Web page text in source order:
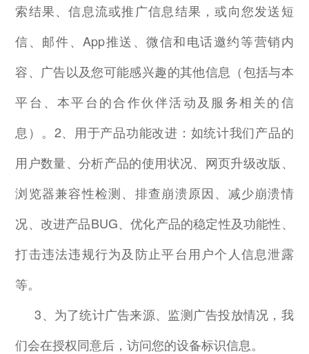
索结果、信息流或推广信息结果，或向您发送短
信、邮件、App推送、微信和电话邀约等营销内
容、广告以及您可能感兴趣的其他信息（包括与本
平台、本平台的合作伙伴活动及服务相关的信
息）。 2、用于产品功能改进：如统计我们产品的
用户数量、分析产品的使用状况、网页升级改版、
浏览器兼容性检测、排查崩溃原因、减少崩溃情
况、改进产品BUG、优化产品的稳定性及功能性、
打击违法违规行为及防止平台用户个人信息泄露
等。
3、为了统计广告来源、监测广告投放情况，我
们会在授权同意后，访问您的设备标识信息。